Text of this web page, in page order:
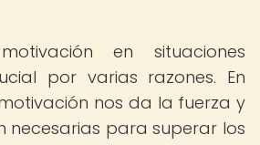
en situaciones
por varias razones. En
nos da la fuerza y
necesarias para superar los